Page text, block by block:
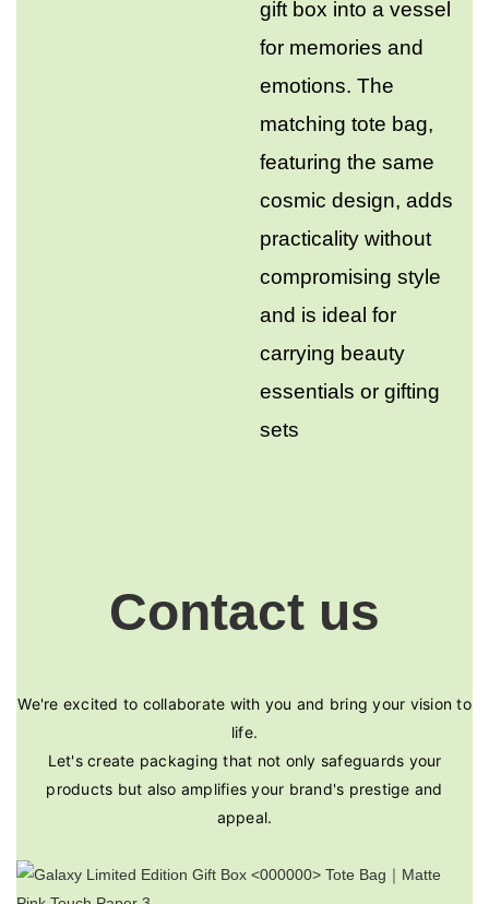
gift box into a vessel
for memories and
emotions. The
matching tote bag,
featuring the same
cosmic design, adds
practicality without
compromising style
and is ideal for
carrying beauty
essentials or gifting
sets
Contact us
We're excited to collaborate with you and bring your vision to
life.
Let's create packaging that not only safeguards your
products but also amplifies your brand's prestige and
appeal.